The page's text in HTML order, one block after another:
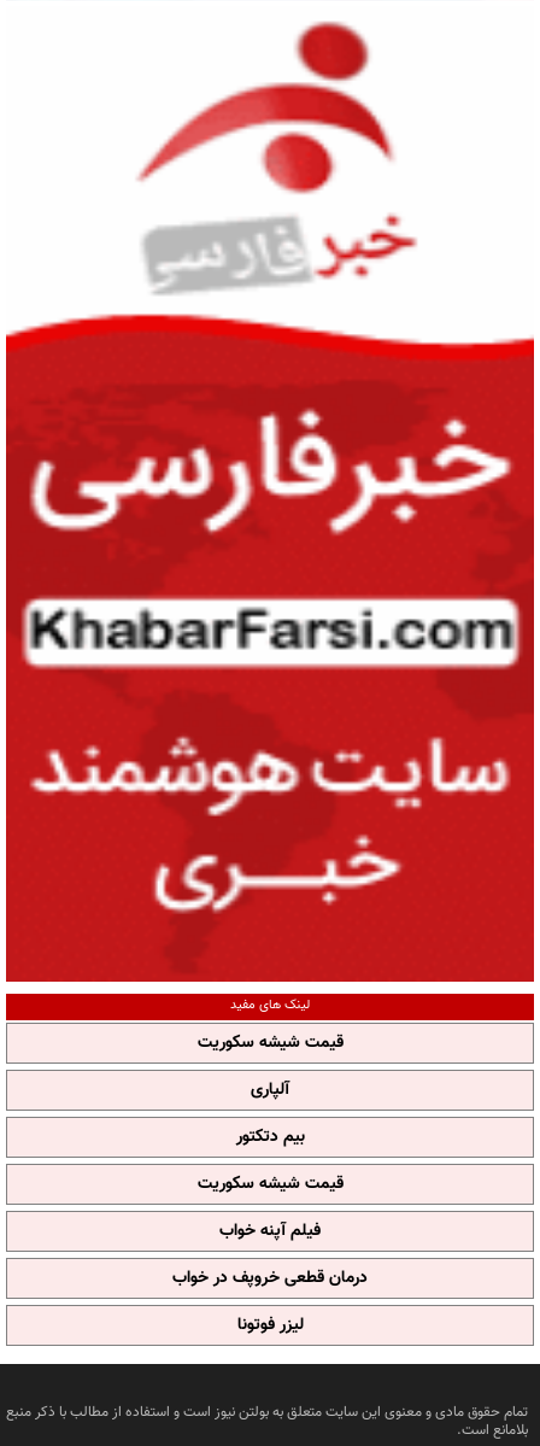
لینک های مفید
قیمت شیشه سکوریت
آلپاری
بیم دتکتور
قیمت شیشه سکوریت
فیلم آپنه خواب
درمان قطعی خروپف در خواب
لیزر فوتونا
تمام حقوق مادی و معنوی این سایت متعلق به بولتن نیوز است و استفاده از مطالب با ذکر منبع
بلامانع است.